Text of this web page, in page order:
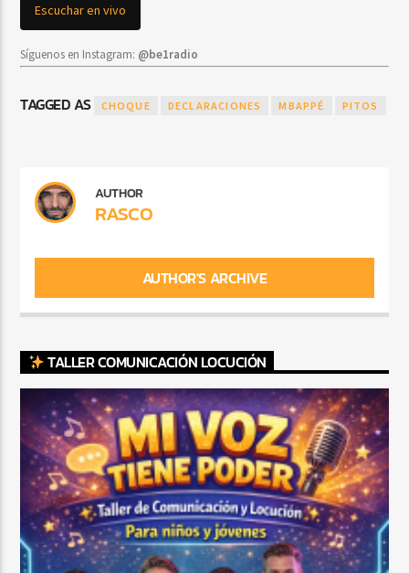
Escuchar en vivo
Síguenos en Instagram: @be1radio
TAGGED AS CHOQUE DECLARACIONES MBAPPÉ PITOS
AUTHOR
RASCO
AUTHOR'S ARCHIVE
TALLER COMUNICACIÓN LOCUCIÓN